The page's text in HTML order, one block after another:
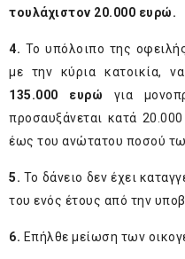
τουλάχιστον 20.000 ευρώ.
4. Το υπόλοιπο της
με την κύρια κατοικία,
135.000 ευρώ για
προσαυξάνεται κατά
έως του ανώτατου ποσού
5. Το δάνειο δεν έχει
του ενός έτους από την
6. Επήλθε μείωση των